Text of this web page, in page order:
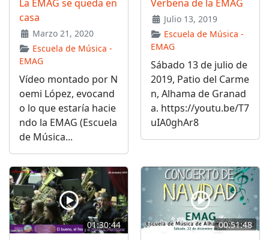
La EMAG se queda en
casa
Marzo 21, 2020
Escuela de Música -
EMAG
Vídeo montado por N
oemi López, evocand
o lo que estaría hacie
ndo la EMAG (Escuela
de Música...
Verbena de la EMAG
Julio 13, 2019
Escuela de Música -
EMAG
Sábado 13 de julio de
2019, Patio del Carme
n, Alhama de Granad
a. https://youtu.be/T7
uIA0ghAr8
01:30:44 00:51:48